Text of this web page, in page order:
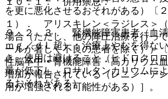
１）． アリスキレン＜ラジレス＞
場合（ただし、他の降圧治療を行っ
ールが著しく不良の患者を除く））
性脳卒中・腎機能障害・高カリウム
増加が報告されている（レニン・ア
用が増強される可能性がある）］。
を更に悪化させるおそれがある）〔２
９．２．３． 腎機能障害患者（血
ｍｇ／ｄＬ超）：治療上やむを得な
き、使用は避けること（ヒドロクロ
量が低下し、ロサルタンカリウムに
るおそれがある）。